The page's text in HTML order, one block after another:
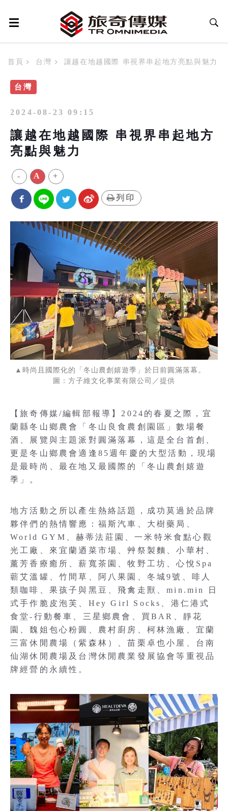
首頁 台灣 讓越在地越國際 串視界串起地方亮點與魅力
台灣
2024-08-23 09:15
讓越在地越國際 串視界串起地方
亮點與魅力
- A +
列印
▲時尚且國際化的「冬山農創嬉遊季」於日前圓滿落幕。
圖：方子維文化事業有限公司／提供
【旅奇傳媒/編輯部報導】2024的春夏之際，宜
蘭縣冬山鄉農會「冬山良食農創園區」數場餐
酒、展覽與主題派對圓滿落幕，這是全台首創、
更是冬山鄉農會適逢85週年慶的大型活動，現場
是最時尚、最在地又最國際的「冬山農創嬉遊
季」。
地方活動之所以產生熱絡話題，成功莫過於品牌
夥伴們的熱情響應：福斯汽車、大樹藥局、
World GYM、赫蒂法莊園、一米特米食點心觀
光工廠、來宜蘭迺菜市場、艸祭製麵、小華村、
薰芳香療癒所、薪寬茶園、牧野工坊、心悅Spa
蘄艾溫罐、竹間草、阿八果園、冬城9號、啡人
類咖啡、果孩子與黑豆、飛禽走獸、min.min 日
式手作脆皮泡芙、Hey Girl Socks、港仁港式
食堂-行動餐車、三星鄉農會、買BAR、靜花
園、魏姐包心粉圓、農村廚房、柯林漁廠、宜蘭
三富休閒農場（紫森林）、苗栗卓也小屋、台南
仙湖休閒農場及台灣休閒農業發展協會等重視品
牌經營的永續性。